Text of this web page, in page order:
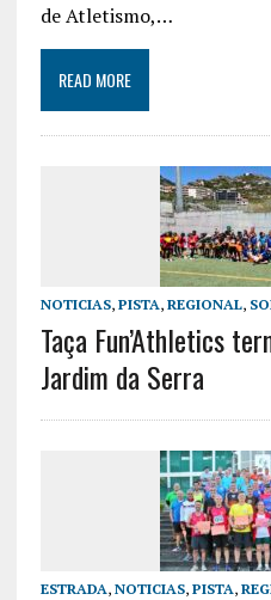
de Atletismo,…
READ MORE
NOTICIAS, PISTA, REGIONAL,
Taça Fun’Athletics
Jardim da Serra
ESTRADA, NOTICIAS, PISTA,